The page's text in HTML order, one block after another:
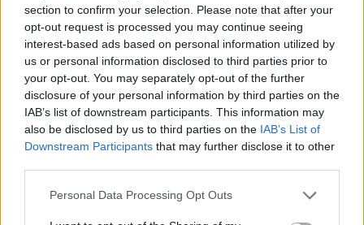
section to confirm your selection. Please note that after your
opt-out request is processed you may continue seeing
interest-based ads based on personal information utilized by
us or personal information disclosed to third parties prior to
your opt-out. You may separately opt-out of the further
disclosure of your personal information by third parties on the
IAB’s list of downstream participants. This information may
also be disclosed by us to third parties on the IAB’s List of
Downstream Participants that may further disclose it to other
Personal Data Processing Opt Outs
Σίσσυ Χρηστίδου: Ποζάρει με φόντο το
ηλιοβασίλεμα στα Χανιά και κλέβει τις